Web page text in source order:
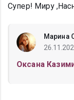
Супер! Миру
Марина
Оксана